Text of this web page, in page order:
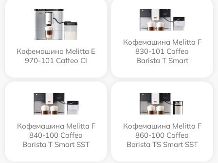
Кофемашина Melitta Е
970-101 Caffeo CI
Кофемашина Melitta F
830-101 Caffeo
Barista T Smart
Кофемашина Melitta F
840-100 Caffeo
Barista T Smart SST
Кофемашина Melitta F
860-100 Caffeo
Barista TS Smart SST